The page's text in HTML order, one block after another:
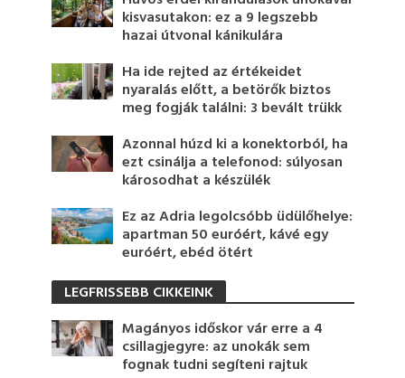
kisvasutakon: ez a 9 legszebb
hazai útvonal kánikulára
Ha ide rejted az értékeidet
nyaralás előtt, a betörők biztos
meg fogják találni: 3 bevált trükk
Azonnal húzd ki a konektorból, ha
ezt csinálja a telefonod: súlyosan
károsodhat a készülék
Ez az Adria legolcsóbb üdülőhelye:
apartman 50 euróért, kávé egy
euróért, ebéd ötért
LEGFRISSEBB CIKKEINK
Magányos időskor vár erre a 4
csillagjegyre: az unokák sem
fognak tudni segíteni rajtuk